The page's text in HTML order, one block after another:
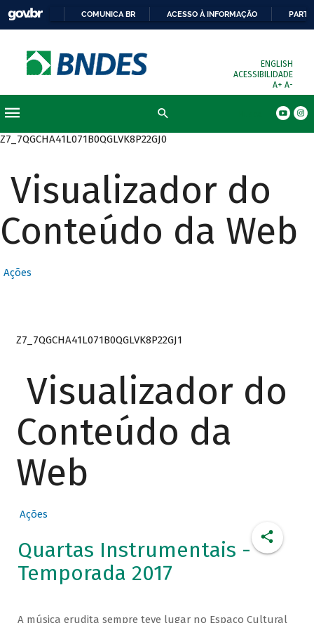
COMUNICA BR ACESSO À INFORMAÇÃO
ENGLISH
ACESSIBILIDADE
A+ A-
Z7_7QGCHA41L071B0QGLVK8P22GJ0
Visualizador do
Conteúdo da Web
Ações
Z7_7QGCHA41L071B0QGLVK8P22GJ1
Visualizador do
Conteúdo da
Web
Ações
Quartas Instrumentais -
Temporada 2017
A música erudita sempre teve lugar no Espaço Cultural